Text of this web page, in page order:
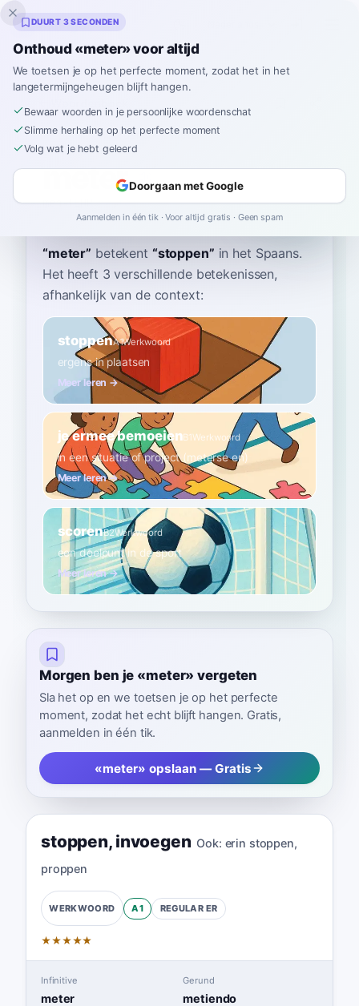
Inklingo
Home› Spaans›Woordenboek›meter
meter
meh-TEHR meˈteɾ
“meter” betekent “stoppen” in het Spaans.
Het heeft 3 verschillende betekenissen,
afhankelijk van de context:
stoppenA1Werkwoord
ergens in plaatsen
Meer leren →
je ermee bemoeienB1 Werkwoord
in een situatie of project (meterse en)
Meer leren →
scorenB2Werkwoord
een doelpunt in de sport
Meer leren →
Morgen ben je «meter» vergeten
Sla het op en we toetsen je op het perfecte
moment, zodat het echt blijft hangen. Gratis,
aanmelden in één tik.
«meter» opslaan — Gratis
stoppen, invoegen Ook: erin stoppen,
proppen
WERKWOORD A1 REGULAR ER
★★★★★
Infinitive
meter
Gerund
metiendo
DUURT 3 SECONDEN
Onthoud «meter» voor altijd
We toetsen je op het perfecte moment, zodat het in het
langetermijngeheugen blijft hangen.
Bewaar woorden in je persoonlijke woordenschat
Slimme herhaling op het perfecte moment
Volg wat je hebt geleerd
Doorgaan met Google
Aanmelden in één tik · Voor altijd gratis · Geen spam